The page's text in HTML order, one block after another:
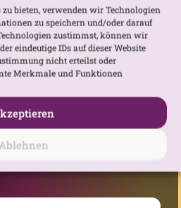
bieten, verwenden wir Technologien
zu speichern und/oder darauf
zustimmst, können wir
eindeutige IDs auf dieser Website
nicht erteilst oder
Merkmale und Funktionen
Ablehnen
anfordern